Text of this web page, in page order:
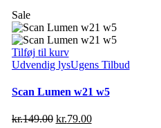
Sale
Tilføj til kurv
Udvendig lysUgens Tilbud
Scan Lumen w21 w5
kr.149.00 Den
kr.79.00Den